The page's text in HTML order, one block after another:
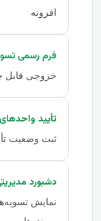
افزونه
فرم رسمی
خروجی قابل
تأیید
ثبت وضعیت
دشبورد
نمایش